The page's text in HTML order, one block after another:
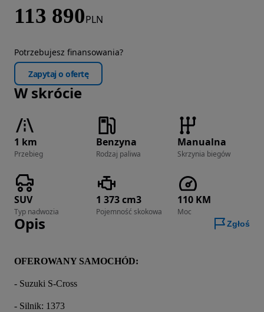
113 890PLN
Potrzebujesz finansowania?
Zapytaj o ofertę
W skrócie
1 km
Przebieg
Benzyna
Rodzaj paliwa
Manualna
Skrzynia biegów
SUV
Typ nadwozia
1 373 cm3
Pojemność skokowa
110 KM
Moc
Opis Zgłoś
OFEROWANY SAMOCHÓD:
- Suzuki S-Cross
- Silnik: 1373